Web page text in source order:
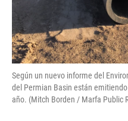
Según un nuevo informe del
del Permian Basin están
año. (Mitch Borden / Marfa Public